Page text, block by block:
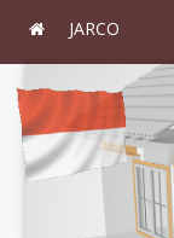
JARCO